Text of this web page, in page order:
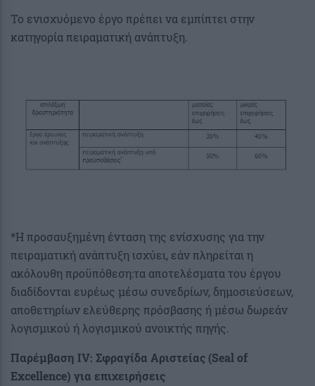
Το ενισχυόμενο έργο πρέπει να εμπίπτει στην
κατηγορία πειραματική ανάπτυξη.
*Η προσαυξημένη ένταση της ενίσχυσης για την
πειραματική ανάπτυξη ισχύει, εάν πληρείται η
ακόλουθη προϋπόθεση:τα αποτελέσματα του έργου
διαδίδονται ευρέως μέσω συνεδρίων, δημοσιεύσεων,
αποθετηρίων ελεύθερης πρόσβασης ή μέσω δωρεάν
λογισμικού ή λογισμικού ανοικτής πηγής.
Παρέμβαση IV: Σφραγίδα Αριστείας (Seal of
Excellence) για επιχειρήσεις